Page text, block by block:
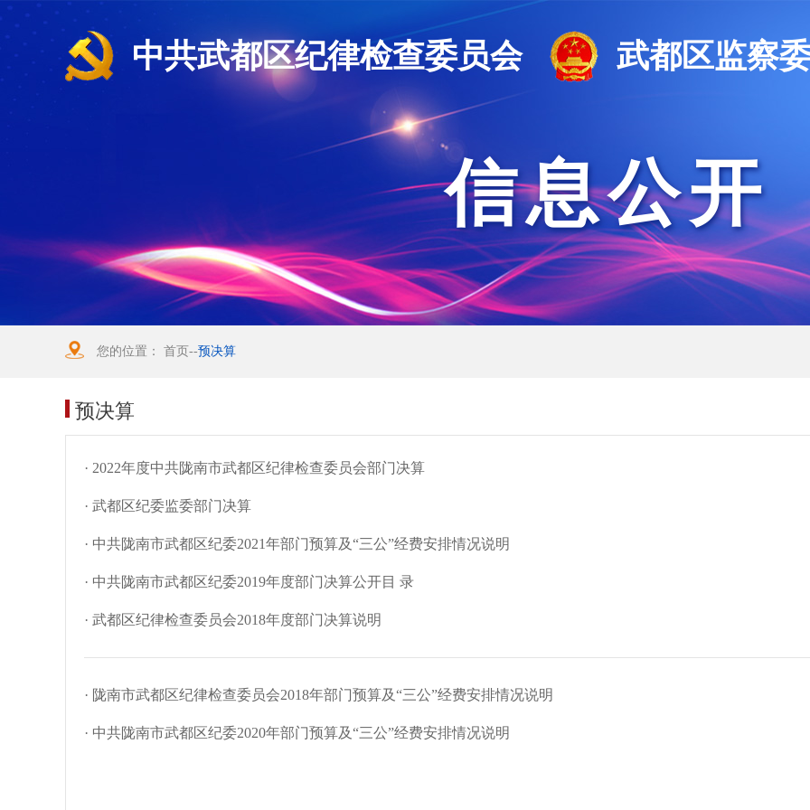
中共武都区纪律检查委员会 武都区监察
信息公开
您的位置： 首页 --预决算
预决算
· 2022年度中共陇南市武都区纪律检查委员会部门决算
· 武都区纪委监委部门决算
· 中共陇南市武都区纪委2021年部门预算及“三公”经费安排情况说明
· 中共陇南市武都区纪委2019年度部门决算公开目 录
· 武都区纪律检查委员会2018年度部门决算说明
· 陇南市武都区纪律检查委员会2018年部门预算及“三公”经费安排情况说明
· 中共陇南市武都区纪委2020年部门预算及“三公”经费安排情况说明